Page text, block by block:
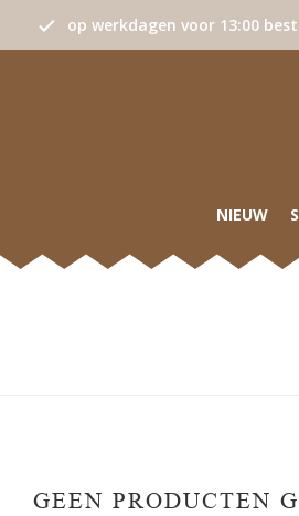
op werkdagen voor 13:00
NIEUW
GEEN PRODUCTEN